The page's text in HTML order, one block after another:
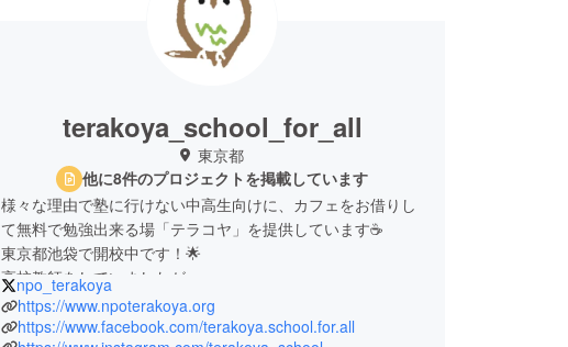
terakoya_school_for_all
東京都
他に8件のプロジェクトを掲載しています
様々な理由で塾に行けない中高生向けに、カフェをお借りし
て無料で勉強出来る場「テラコヤ」を提供しています☕
東京都池袋で開校中です！🌟
高校教師をしていましたが、
経済的な理由で安心して勉強出来ない学生たちを何とかした
い！
npo_terakoya
https://www.npoterakoya.org
https://www.facebook.com/terakoya.school.for.all